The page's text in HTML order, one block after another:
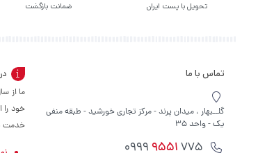
تحویل با پست ایران ضمانت بازگشت
تماس با ما
گلــبهار ، میدان پرند - مرکز تجاری خورشید - طبقه منفی
یک - واحد 35
9551775 0999
خود را
خدمت